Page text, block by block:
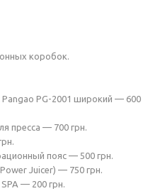
коробок.
PG-2001 широкий — 600
пресса — 700 грн.
пояс — 500 грн.
Juicer) — 750 грн.
— 200 грн.